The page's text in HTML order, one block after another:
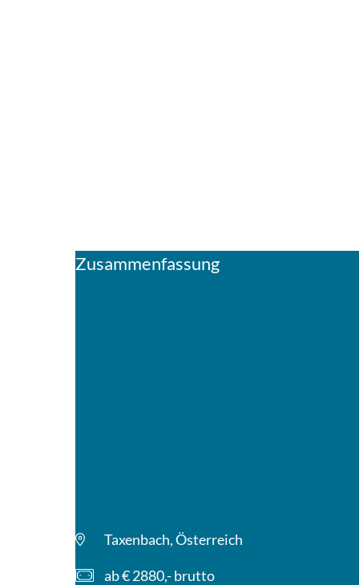
Zusammenfassung
Taxenbach, Österreich
ab € 2880,- brutto